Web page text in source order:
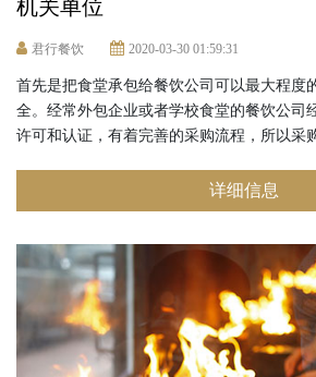
机关单位
君行餐饮 2020-03-30 01:59:31
首先是把食堂承包给餐饮公司可以最大程度
全。经常外包企业或者学校食堂的餐饮公司
许可和认证，有着完善的采购流程，所以采
详细信息